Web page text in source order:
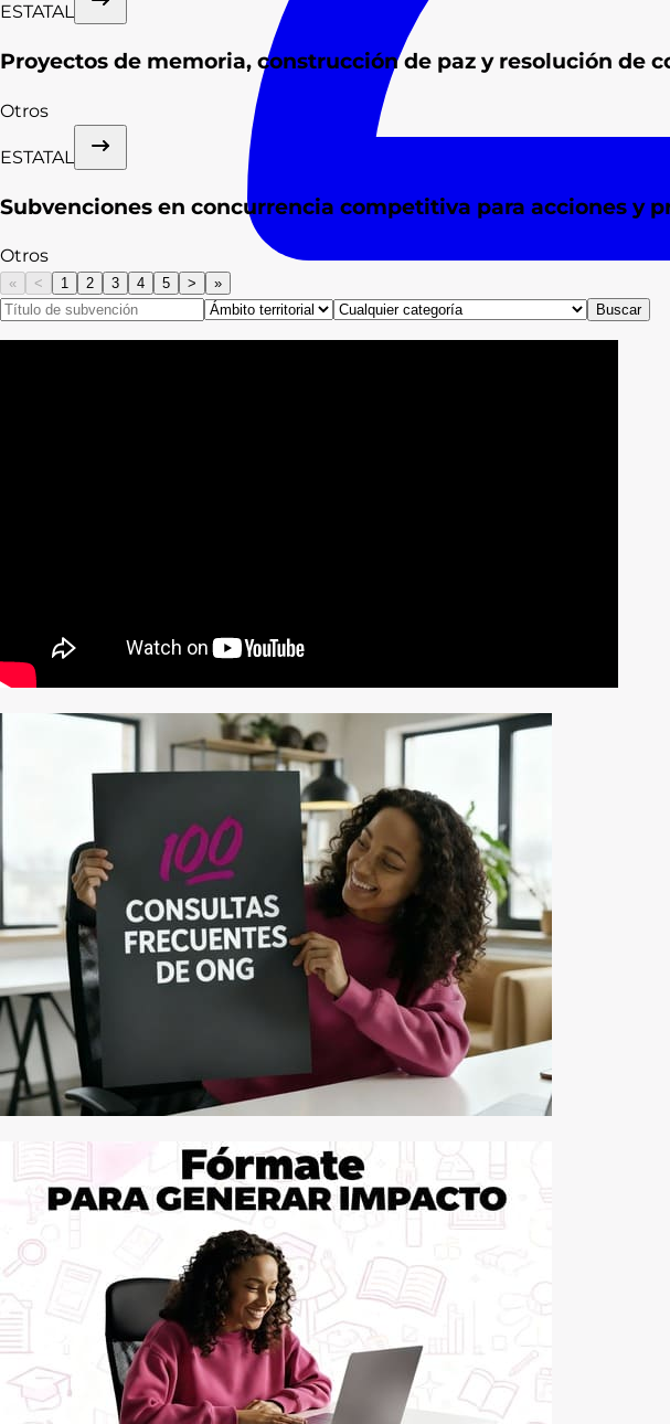
ESTATAL
Proyectos de memoria, construcción de paz y resolución de
Otros
ESTATAL
Subvenciones en concurrencia competitiva para acciones y
Otros
« < 1 2 3 4 5 >
»
Buscar